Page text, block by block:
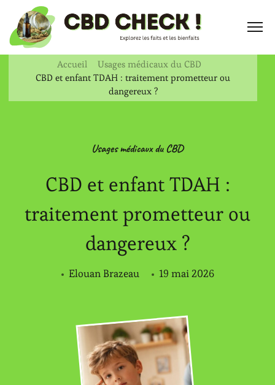
Accueil
Usages médicaux du CBD
CBD et enfant TDAH : traitement prometteur ou
dangereux ?
Usages médicaux du CBD
CBD et enfant TDAH :
traitement prometteur ou
dangereux ?
Elouan Brazeau 19 mai 2026